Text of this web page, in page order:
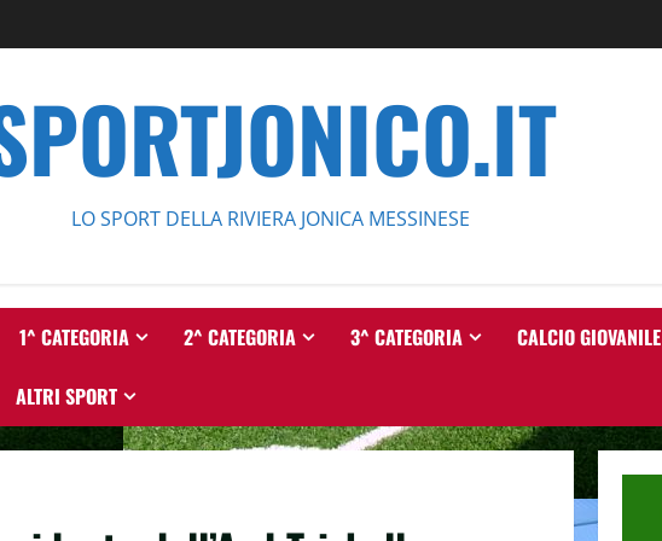
LO SPORT DELLA RIVIERA JONICA MESSINESE
1^ CATEGORIA 2^ CATEGORIA 3^ CATEGORIA CALCIO GIOVANILE
ALTRI SPORT